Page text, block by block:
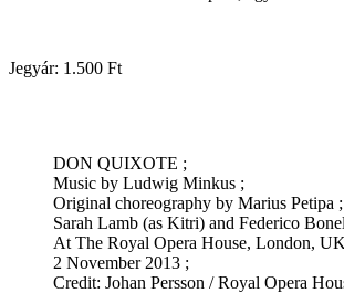
Jegyár: 1.500 Ft
DON QUIXOTE ;
Music by Ludwig Minkus ;
Original choreography by Marius Petipa ;
Sarah Lamb (as Kitri) and Federico
At The Royal Opera House, London,
2 November 2013 ;
Credit: Johan Persson / Royal Opera